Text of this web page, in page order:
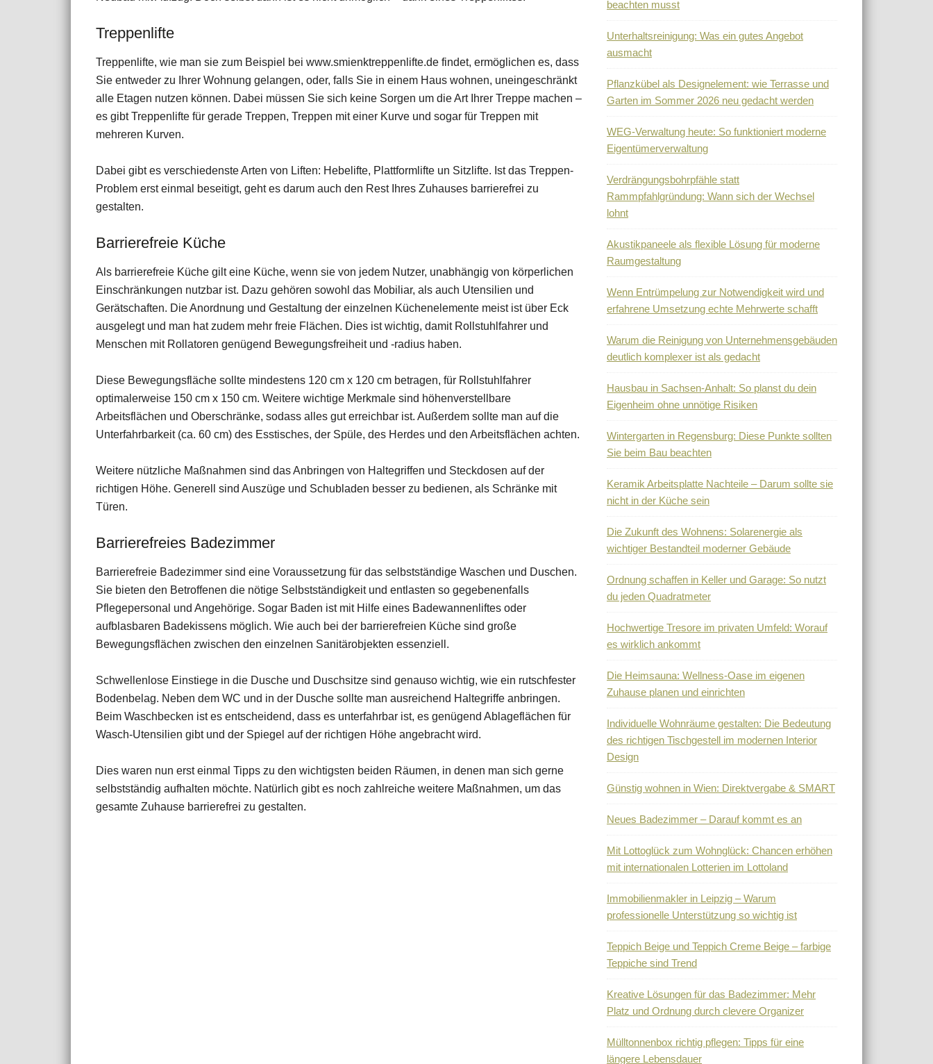
Treppenlifte
Treppenlifte, wie man sie zum Beispiel bei www.smienktreppenlifte.de findet, ermöglichen es, dass
Sie entweder zu Ihrer Wohnung gelangen, oder, falls Sie in einem Haus wohnen, uneingeschränkt
alle Etagen nutzen können. Dabei müssen Sie sich keine Sorgen um die Art Ihrer Treppe machen –
es gibt Treppenlifte für gerade Treppen, Treppen mit einer Kurve und sogar für Treppen mit
mehreren Kurven.
Dabei gibt es verschiedenste Arten von Liften: Hebelifte, Plattformlifte un Sitzlifte. Ist das Treppen-
Problem erst einmal beseitigt, geht es darum auch den Rest Ihres Zuhauses barrierefrei zu
gestalten.
Barrierefreie Küche
Als barrierefreie Küche gilt eine Küche, wenn sie von jedem Nutzer, unabhängig von körperlichen
Einschränkungen nutzbar ist. Dazu gehören sowohl das Mobiliar, als auch Utensilien und
Gerätschaften. Die Anordnung und Gestaltung der einzelnen Küchenelemente meist ist über Eck
ausgelegt und man hat zudem mehr freie Flächen. Dies ist wichtig, damit Rollstuhlfahrer und
Menschen mit Rollatoren genügend Bewegungsfreiheit und -radius haben.
Diese Bewegungsfläche sollte mindestens 120 cm x 120 cm betragen, für Rollstuhlfahrer
optimalerweise 150 cm x 150 cm. Weitere wichtige Merkmale sind höhenverstellbare
Arbeitsflächen und Oberschränke, sodass alles gut erreichbar ist. Außerdem sollte man auf die
Unterfahrbarkeit (ca. 60 cm) des Esstisches, der Spüle, des Herdes und den Arbeitsflächen achten.
Weitere nützliche Maßnahmen sind das Anbringen von Haltegriffen und Steckdosen auf der
richtigen Höhe. Generell sind Auszüge und Schubladen besser zu bedienen, als Schränke mit
Türen.
Barrierefreies Badezimmer
Barrierefreie Badezimmer sind eine Voraussetzung für das selbstständige Waschen und Duschen.
Sie bieten den Betroffenen die nötige Selbstständigkeit und entlasten so gegebenenfalls
Pflegepersonal und Angehörige. Sogar Baden ist mit Hilfe eines Badewannenliftes oder
aufblasbaren Badekissens möglich. Wie auch bei der barrierefreien Küche sind große
Bewegungsflächen zwischen den einzelnen Sanitärobjekten essenziell.
Schwellenlose Einstiege in die Dusche und Duschsitze sind genauso wichtig, wie ein rutschfester
Bodenbelag. Neben dem WC und in der Dusche sollte man ausreichend Haltegriffe anbringen.
Beim Waschbecken ist es entscheidend, dass es unterfahrbar ist, es genügend Ablageflächen für
Wasch-Utensilien gibt und der Spiegel auf der richtigen Höhe angebracht wird.
Dies waren nun erst einmal Tipps zu den wichtigsten beiden Räumen, in denen man sich gerne
selbstständig aufhalten möchte. Natürlich gibt es noch zahlreiche weitere Maßnahmen, um das
gesamte Zuhause barrierefrei zu gestalten.
beachten musst
Unterhaltsreinigung: Was ein gutes Angebot
ausmacht
Pflanzkübel als Designelement: wie Terrasse und
Garten im Sommer 2026 neu gedacht werden
WEG-Verwaltung heute: So funktioniert moderne
Eigentümerverwaltung
Verdrängungsbohrpfähle statt
Rammpfahlgründung: Wann sich der Wechsel
lohnt
Akustikpaneele als flexible Lösung für moderne
Raumgestaltung
Wenn Entrümpelung zur Notwendigkeit wird und
erfahrene Umsetzung echte Mehrwerte schafft
Warum die Reinigung von Unternehmensgebäuden
deutlich komplexer ist als gedacht
Hausbau in Sachsen-Anhalt: So planst du dein
Eigenheim ohne unnötige Risiken
Wintergarten in Regensburg: Diese Punkte sollten
Sie beim Bau beachten
Keramik Arbeitsplatte Nachteile – Darum sollte sie
nicht in der Küche sein
Die Zukunft des Wohnens: Solarenergie als
wichtiger Bestandteil moderner Gebäude
Ordnung schaffen in Keller und Garage: So nutzt
du jeden Quadratmeter
Hochwertige Tresore im privaten Umfeld: Worauf
es wirklich ankommt
Die Heimsauna: Wellness-Oase im eigenen
Zuhause planen und einrichten
Individuelle Wohnräume gestalten: Die Bedeutung
des richtigen Tischgestell im modernen Interior
Design
Günstig wohnen in Wien: Direktvergabe & SMART
Neues Badezimmer – Darauf kommt es an
Mit Lottoglück zum Wohnglück: Chancen erhöhen
mit internationalen Lotterien im Lottoland
Immobilienmakler in Leipzig – Warum
professionelle Unterstützung so wichtig ist
Teppich Beige und Teppich Creme Beige – farbige
Teppiche sind Trend
Kreative Lösungen für das Badezimmer: Mehr
Platz und Ordnung durch clevere Organizer
Mülltonnenbox richtig pflegen: Tipps für eine
längere Lebensdauer